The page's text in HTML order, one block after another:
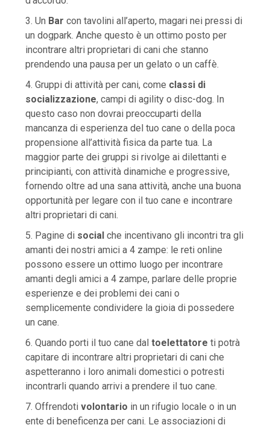
3. Un Bar con tavolini all’aperto, magari nei pressi di
un dogpark. Anche questo è un ottimo posto per
incontrare altri proprietari di cani che stanno
prendendo una pausa per un gelato o un caffè.
4. Gruppi di attività per cani, come classi di
socializzazione, campi di agility o disc-dog. In
questo caso non dovrai preoccuparti della
mancanza di esperienza del tuo cane o della poca
propensione all’attività fisica da parte tua. La
maggior parte dei gruppi si rivolge ai dilettanti e
principianti, con attività dinamiche e progressive,
fornendo oltre ad una sana attività, anche una buona
opportunità per legare con il tuo cane e incontrare
altri proprietari di cani.
5. Pagine di social che incentivano gli incontri tra gli
amanti dei nostri amici a 4 zampe: le reti online
possono essere un ottimo luogo per incontrare
amanti degli amici a 4 zampe, parlare delle proprie
esperienze e dei problemi dei cani o
semplicemente condividere la gioia di possedere
un cane.
6. Quando porti il tuo cane daltoelettatore ti potrà
capitare di incontrare altri proprietari di cani che
aspetteranno i loro animali domestici o potresti
incontrarli quando arrivi a prendere il tuo cane.
7. Offrendotivolontario in un rifugio locale o in un
ente di beneficenza per cani. Le associazioni di